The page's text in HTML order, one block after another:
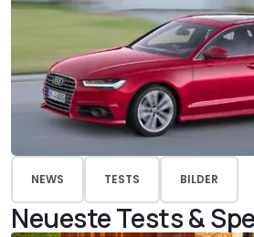
NEWS TESTS BILDER
Neueste Tests &